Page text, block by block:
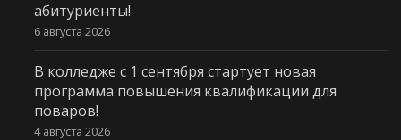
абитуриенты!
6 августа 2026
В колледже с 1 сентября стартует новая
программа повышения квалификации для
поваров!
4 августа 2026